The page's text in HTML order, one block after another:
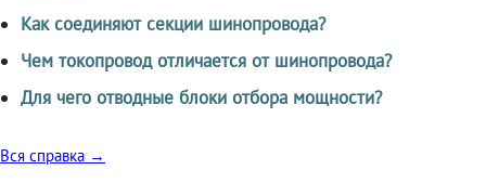
Как соединяют секции шинопровода?
Чем токопровод отличается от шинопровода?
Для чего отводные блоки отбора мощности?
Вся справка →